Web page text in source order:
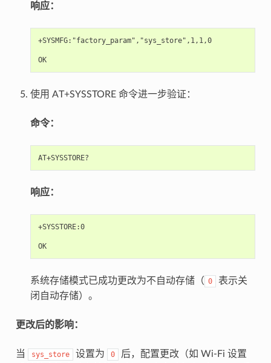
响应：
+SYSMFG:"factory_param","sys_store",1,1,0
OK
使用 AT+SYSSTORE 命令进一步验证：
命令：
响应：
+SYSSTORE:0
OK
系统存储模式已成功更改为不自动存储（ 0
表示关
闭自动存储）。
更改后的影响：
当 sys_store 设置为 0
后，配置更改（如 Wi-Fi 设置